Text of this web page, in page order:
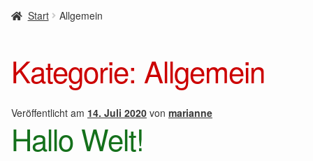
Start Allgemein
Kategorie: Allgemein
Veröffentlicht am 14. Juli 2020 von marianne
Hallo Welt!